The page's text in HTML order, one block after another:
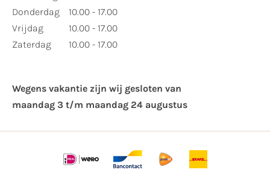
Donderdag
Vrijdag
Zaterdag
10.00 - 17.00
10.00 - 17.00
10.00 - 17.00
Wegens vakantie zijn wij gesloten van ​
maandag 3 t/m maandag 24 augustus